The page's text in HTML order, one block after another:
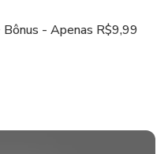
- Apenas R$9,99